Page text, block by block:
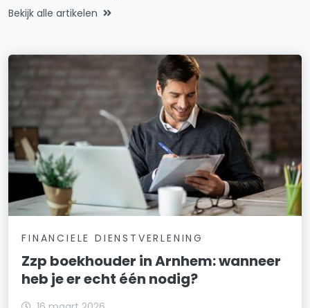
Bekijk alle artikelen
FINANCIELE DIENSTVERLENING
Zzp boekhouder in Arnhem: wanneer
heb je er echt één nodig?